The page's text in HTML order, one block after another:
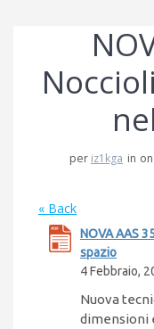
per iz1kga in
« Back
NOVA AAS
spazio
4 Febbraio,
Nuova
dimensioni